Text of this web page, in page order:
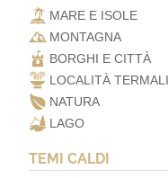
MARE E ISOLE
MONTAGNA
BORGHI E CITTÀ
LOCALITÀ TERMALI
NATURA
LAGO
TEMI CALDI